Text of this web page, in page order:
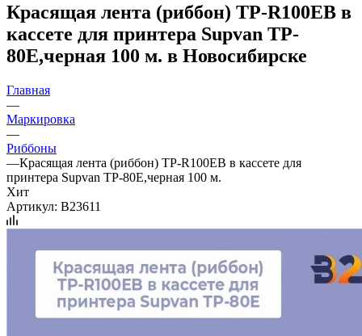
Красящая лента (риббон) TP-R100EB в
кассете для принтера Supvan TP-
80E,черная 100 м. в Новосибирске
Главная
—
Маркировка
—
Риббоны
—Красящая лента (риббон) TP-R100EB в кассете для
принтера Supvan TP-80E,черная 100 м.
Хит
Артикул: B23611